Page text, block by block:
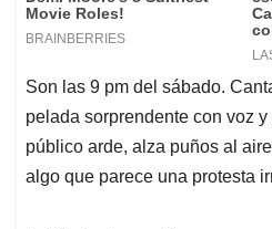
Son las 9 pm del sábado.
pelada sorprendente con voz y
público arde, alza puños al
algo que parece una protesta